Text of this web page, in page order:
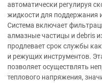
автоматически регулируя
жидкости для поддержания
Система включает
алмазные частицы и debris
продлевает срок службы
и режущих инструментов.
позволяет осуществлять
теплового напряжения,